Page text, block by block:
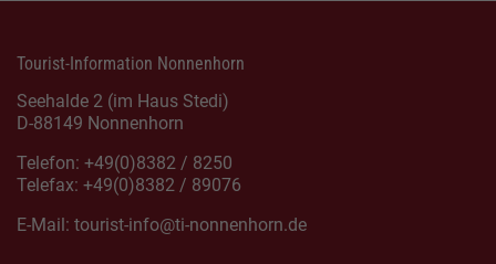
Tourist-Information Nonnenhorn
Seehalde 2 (im Haus Stedi)
D-88149 Nonnenhorn
Telefon: +49(0)8382 / 8250
Telefax: +49(0)8382 / 89076
E-Mail: tourist-info@ti-nonnenhorn.de